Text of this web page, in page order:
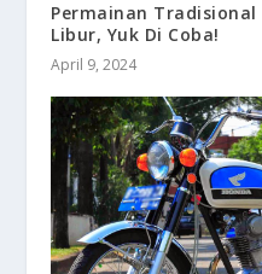
Permainan Tradisional
Libur, Yuk Di Coba!
April 9, 2024